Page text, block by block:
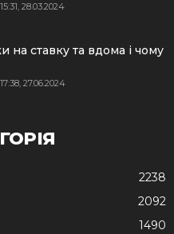
15:31, 28.03.2024
на ставку та вдома і чому
17:38, 27.06.2024
2238
2092
1490